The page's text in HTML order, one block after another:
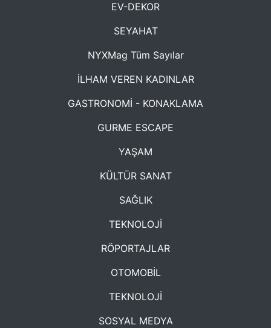
EV-DEKOR
SEYAHAT
NYXMag Tüm Sayılar
İLHAM VEREN KADINLAR
GASTRONOMİ - KONAKLAMA
GURME ESCAPE
YAŞAM
KÜLTÜR SANAT
SAĞLIK
TEKNOLOJİ
RÖPORTAJLAR
OTOMOBİL
TEKNOLOJİ
SOSYAL MEDYA